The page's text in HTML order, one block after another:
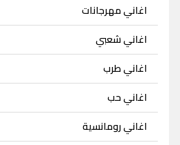
اغاني مهرجانات
اغاني شعبي
اغاني طرب
اغاني حب
اغاني رومانسية